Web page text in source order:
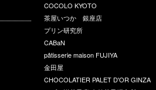
COCOLO KYOTO
茶屋いつか 銀座店
プリン研究所
CABaN
pâtisserie maison FUJIYA
金田屋
CHOCOLATIER PALET D'OR GINZA